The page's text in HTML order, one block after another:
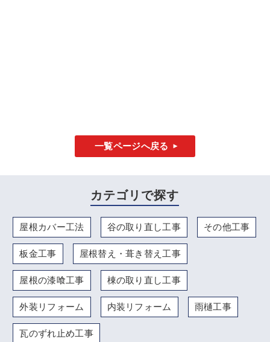
一覧ページへ戻る
カテゴリで探す
屋根カバー工法 谷の取り直し工事 その他工事
板金工事 屋根替え・葺き替え工事
屋根の漆喰工事 棟の取り直し工事
外装リフォーム 内装リフォーム 雨樋工事
瓦のずれ止め工事